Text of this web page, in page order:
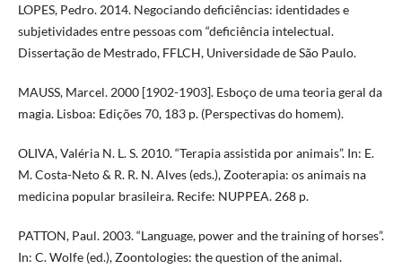
LOPES, Pedro. 2014. Negociando deficiências: identidades e
subjetividades entre pessoas com “deficiência intelectual.
Dissertação de Mestrado, FFLCH, Universidade de São Paulo.
MAUSS, Marcel. 2000 [1902-1903]. Esboço de uma teoria geral da
magia. Lisboa: Edições 70, 183 p. (Perspectivas do homem).
OLIVA, Valéria N. L. S. 2010. “Terapia assistida por animais”. In: E.
M. Costa-Neto & R. R. N. Alves (eds.), Zooterapia: os animais na
medicina popular brasileira. Recife: NUPPEA. 268 p.
PATTON, Paul. 2003. “Language, power and the training of horses”.
In: C. Wolfe (ed.), Zoontologies: the question of the animal.